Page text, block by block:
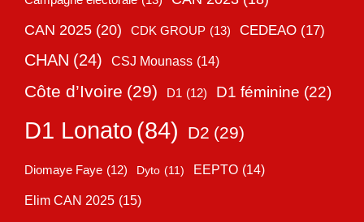
CAN 2025 (20) CDK GROUP (13) CEDEAO (17)
CHAN (24) CSJ Mounass (14)
Côte d’Ivoire (29) D1 (12) D1 féminine (22)
D1 Lonato (84) D2 (29)
Diomaye Faye (12) Dyto (11) EEPTO (14)
Elim CAN 2025 (15)